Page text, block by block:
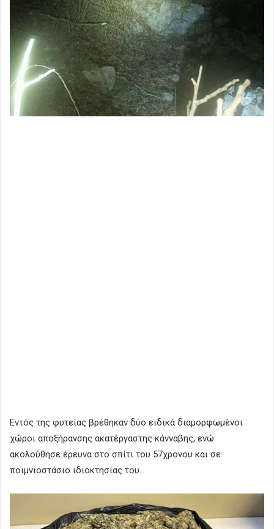
Εντός της φυτείας βρέθηκαν δύο ειδικά διαμορφωμένοι
χώροι αποξήρανσης ακατέργαστης κάνναβης, ενώ
ακολούθησε έρευνα στο σπίτι του 57χρονου και σε
ποιμνιοστάσιο ιδιοκτησίας του.